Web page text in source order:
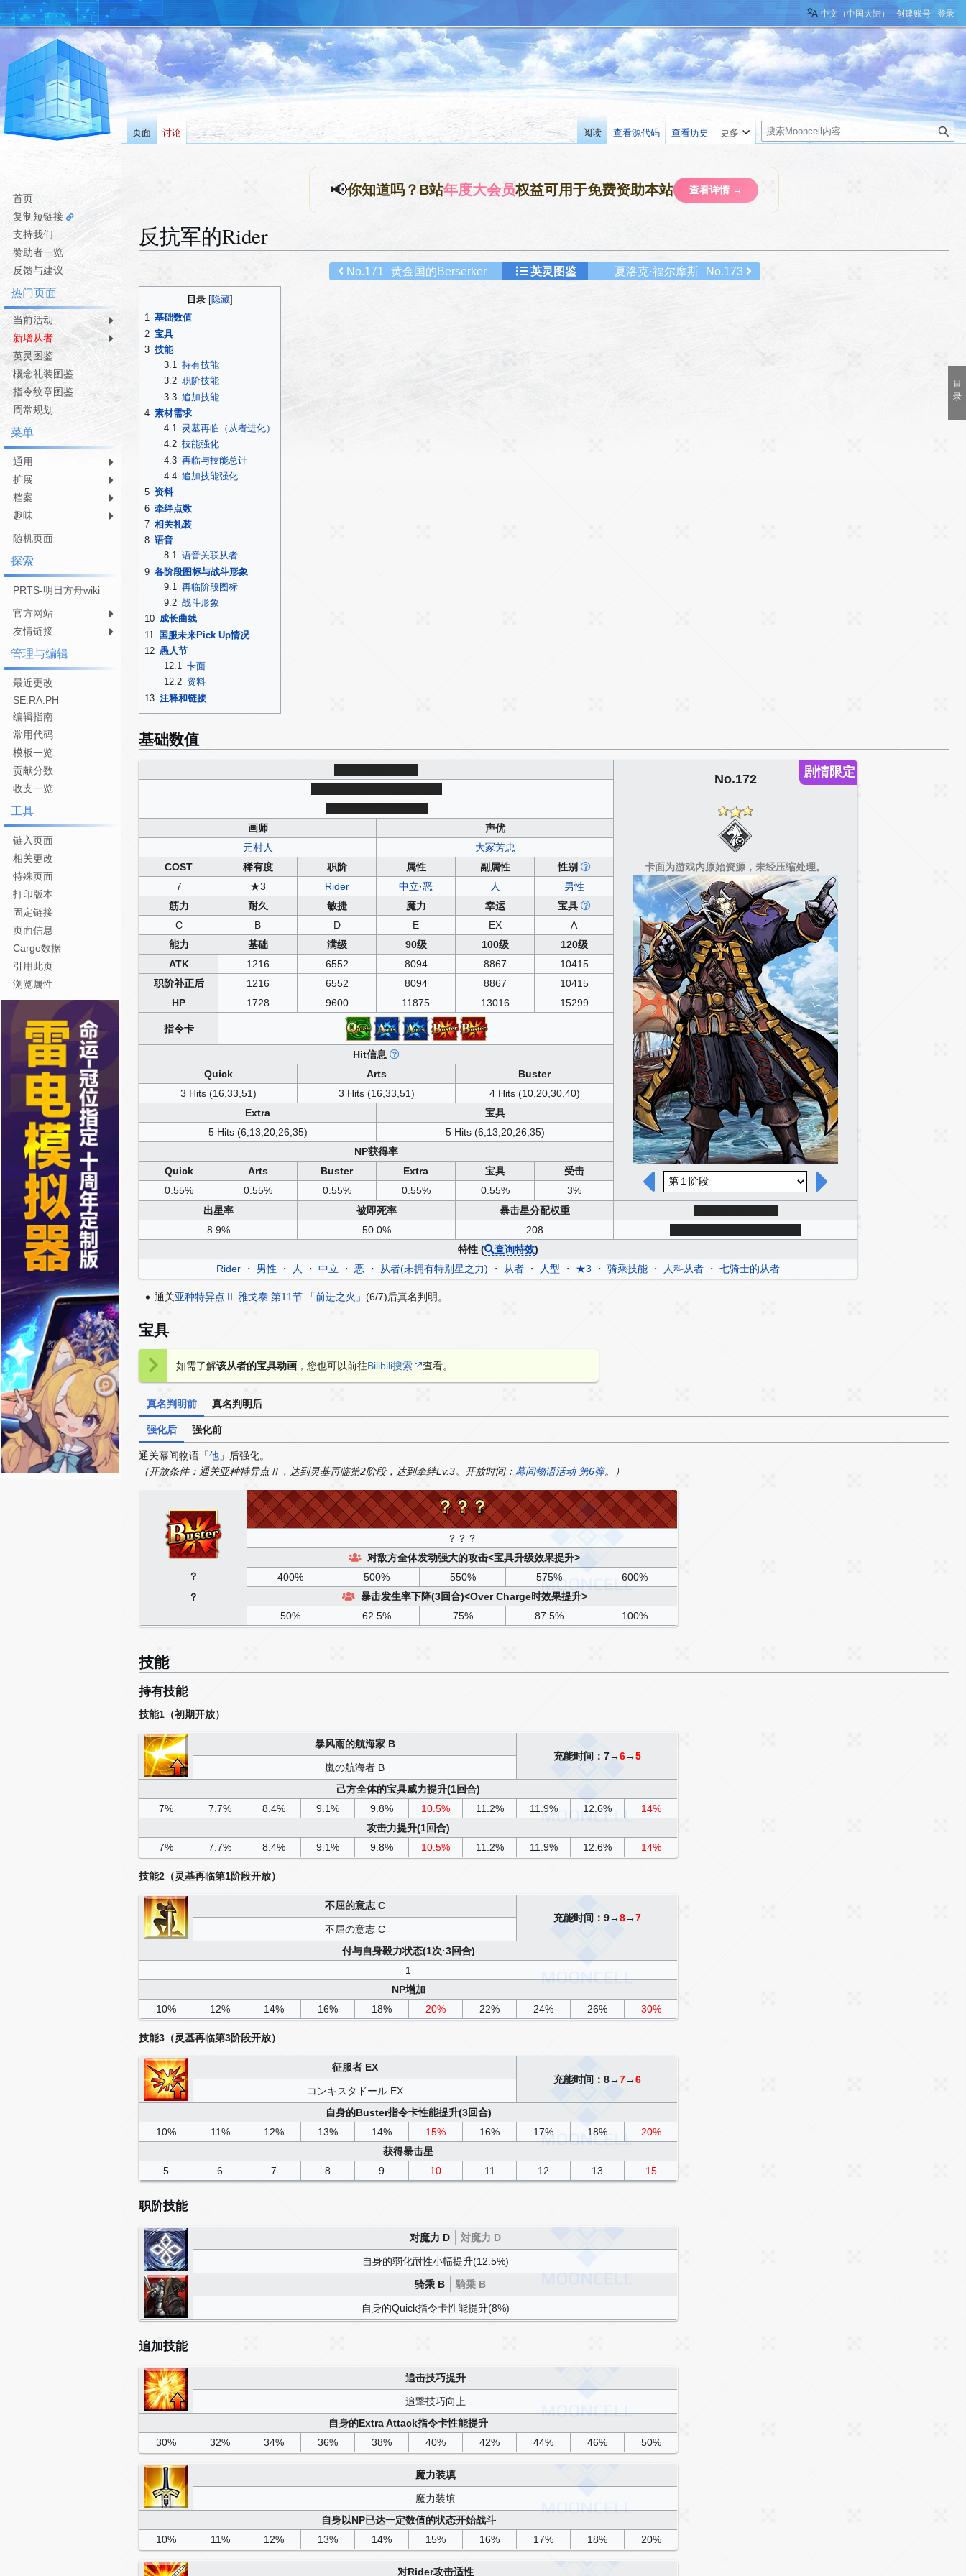
📢你知道吗？B站年度大会员权益可用于免费资助本站 查看详情 →
反抗军的Rider
转
导
航
转
搜
索
英灵图鉴
No.171 黄金国的Berserker No.173
夏洛克·福尔摩斯
目录
1 基础数值
2 宝具
3 技能
3.1 持有技能
3.2 职阶技能
3.3 追加技能
4 素材需求
4.1 灵基再临（从者进化）
4.2 技能强化
4.3 再临与技能总计
4.4 追加技能强化
5 资料
6 牵绊点数
7 相关礼装
8 语音
8.1 语音关联从者
9 各阶段图标与战斗形象
9.1 再临阶段图标
9.2 战斗形象
10 成长曲线
11
国服未来Pick Up情况
12 愚人节
12.1 卡面
12.2 资料
13 注释和链接
基础数值
No.172 剧情限定
画师
声优
元村人
大冢芳忠
COST
稀有度 职阶 属性 副属性 性别
卡面为游戏内原始资源，未经压缩处理。
7
★3 Rider 中立·恶 人
男性
筋力
耐久 敏捷 魔力 幸运
宝具
C
B D E EX
A
能力
基础 满级 90级 100级
120级
ATK
1216 6552 8094 8867
10415
职阶补正后
1216 6552 8094 8867
10415
HP
1728 9600 11875 13016 15299
指令卡
Hit信息
Quick
Arts
Buster
3 Hits (16,33,51)
3 Hits (16,33,51)
4 Hits (10,20,30,40)
Extra
宝具
5 Hits (6,13,20,26,35)
5 Hits (6,13,20,26,35)
NP获得率
Quick
Arts Buster Extra 宝具
受击
0.55%
0.55% 0.55% 0.55% 0.55%
3%
出星率
被即死率 暴击星分配权重
8.9%
50.0% 208
特性 (
查询特效)
Rider ・ 男性 ・ 人 ・ 中立 ・ 恶 ・ 从者(未拥有特别星之力) ・ 从者 ・ 人型 ・ ★3 ・ 骑乘技能 ・ 人科从者 ・ 七骑士的从者
通关亚种特异点Ⅱ 雅戈泰 第11节 「前进之火」(6/7)后真名判明。
宝具
如需了解该从者的宝具动画 ，您也可以前往Bilibili搜索 查看。
真名判明前 真名判明后
强化后 强化前
通关幕间物语「他 」后强化。
（开放条件：通关亚种特异点Ⅱ，达到灵基再临第2阶段，达到牵绊Lv.3。开放时间： 幕间物语活动 第6弹。）
？
？
？？？
？？？
？？？
对敌方全体发动强大的攻击<宝具升级效果提升>
400%
500% 550% 575%
600%
暴击发生率下降(3回合)<Over Charge时效果提升>
50%
62.5% 75% 87.5% 100%
技能
持有技能
技能1（初期开放）
暴风雨的航海家 B
充能时间：7→6→5
嵐の航海者 B
己方全体的宝具威力提升(1回合)
7%
7.7% 8.4% 9.1% 9.8% 10.5% 11.2% 11.9% 12.6%
14%
攻击力提升(1回合)
7%
7.7% 8.4% 9.1% 9.8% 10.5% 11.2% 11.9% 12.6% 14%
技能2（灵基再临第1阶段开放）
不屈的意志 C
充能时间：9→8→7
不屈の意志 C
付与自身毅力状态(1次·3回合)
1
NP增加
10%
12% 14% 16% 18% 20% 22% 24% 26% 30%
技能3（灵基再临第3阶段开放）
征服者 EX
充能时间：8→7→6
コンキスタドール EX
自身的Buster指令卡性能提升(3回合)
10%
11% 12% 13% 14% 15% 16% 17% 18%
20%
获得暴击星
5
6 7 8 9 10 11 12 13 15
职阶技能
对魔力 D 対魔力 D
自身的弱化耐性小幅提升(12.5%)
骑乘 B
騎乗 B
自身的Quick指令卡性能提升(8%)
追加技能
追击技巧提升
追撃技巧向上
自身的Extra Attack指令卡性能提升
30%
32% 34% 36% 38% 40% 42% 44% 46% 50%
魔力装填
魔力装填
自身以NP已达一定数值的状态开始战斗
10%
11% 12% 13% 14% 15% 16% 17% 18% 20%
对Rider攻击适性
中文（中国大陆） 创建账号 登录
页面 讨论 阅读 查看源代码 查看历史 更多
搜
索
首页
复制短链接
支持我们
赞助者一览
反馈与建议
热门页面
当前活动
新增从者
英灵图鉴
概念礼装图鉴
指令纹章图鉴
周常规划
菜单
通用
扩展
档案
趣味
随机页面
探索
PRTS-明日方舟wiki
官方网站
友情链接
管理与编辑
最近更改
SE.RA.PH
编辑指南
常用代码
模板一览
贡献分数
收支一览
工具
链入页面
相关更改
特殊页面
打印版本
固定链接
页面信息
Cargo数据
引用此页
浏览属性